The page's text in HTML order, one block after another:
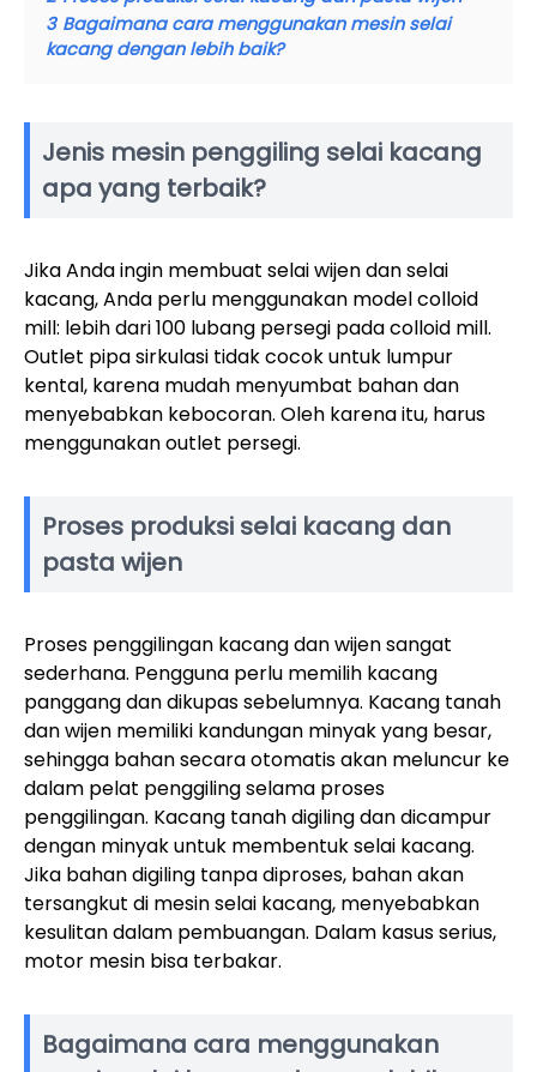
3 Bagaimana cara menggunakan mesin selai
kacang dengan lebih baik?
Jenis mesin penggiling selai kacang
apa yang terbaik?
Jika Anda ingin membuat selai wijen dan selai
kacang, Anda perlu menggunakan model colloid
mill: lebih dari 100 lubang persegi pada colloid mill.
Outlet pipa sirkulasi tidak cocok untuk lumpur
kental, karena mudah menyumbat bahan dan
menyebabkan kebocoran. Oleh karena itu, harus
menggunakan outlet persegi.
Proses produksi selai kacang dan
pasta wijen
Proses penggilingan kacang dan wijen sangat
sederhana. Pengguna perlu memilih kacang
panggang dan dikupas sebelumnya. Kacang tanah
dan wijen memiliki kandungan minyak yang besar,
sehingga bahan secara otomatis akan meluncur ke
dalam pelat penggiling selama proses
penggilingan. Kacang tanah digiling dan dicampur
dengan minyak untuk membentuk selai kacang.
Jika bahan digiling tanpa diproses, bahan akan
tersangkut di mesin selai kacang, menyebabkan
kesulitan dalam pembuangan. Dalam kasus serius,
motor mesin bisa terbakar.
Bagaimana cara menggunakan